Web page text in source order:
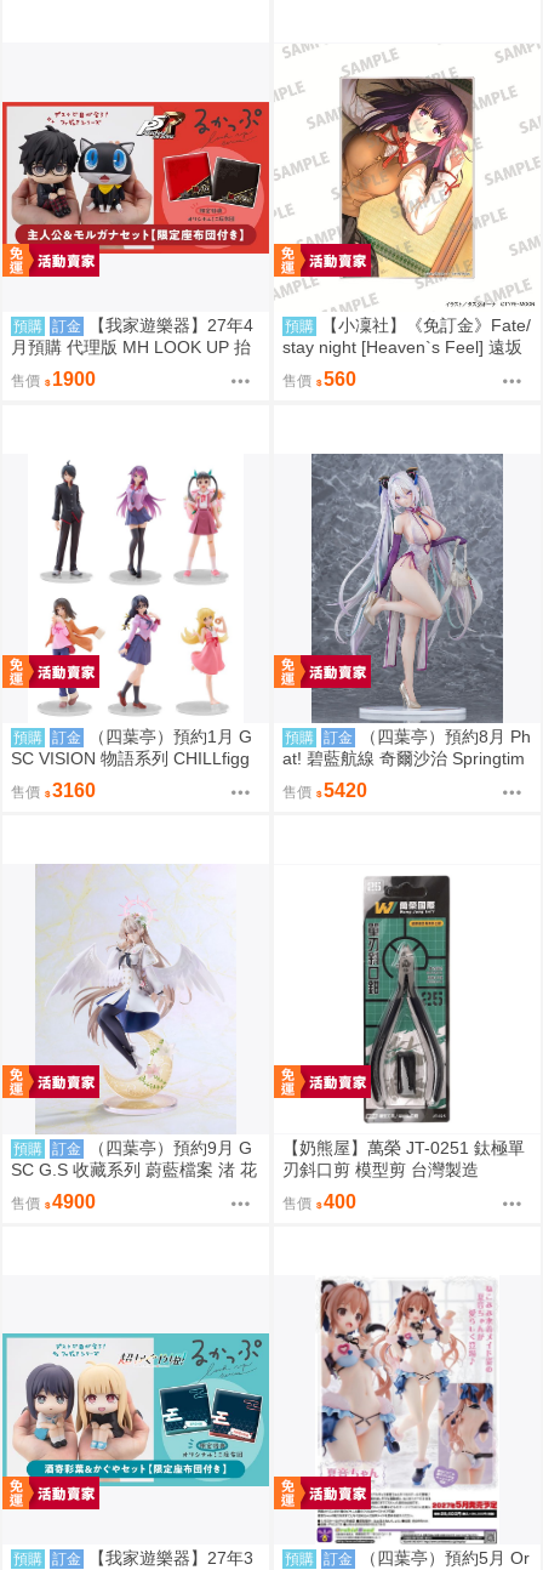
預購 訂金
【我家遊樂器】27年4
月預購 代理版 MH LOOK UP 抬
頭系列 女神異聞錄5 皇家版 Joke
r＆摩爾 特典版
售價 1900
預購
【小凜社】《免訂金》Fate/
stay night [Heaven`s Feel] 遠坂
凜 間桐櫻 壓克力板
售價 560
預購 訂金
（四葉亭）預約1月 G
SC VISION 物語系列 CHILLfigg
化物語 中盒6入販售 0923
售價 3160
預購 訂金
（四葉亭）預約8月 Ph
at! 碧藍航線 奇爾沙治 Springtim
e Data 1/6 PVC 0923
售價 5420
預購 訂金
（四葉亭）預約9月 G
SC G.S 收藏系列 蔚藍檔案 渚 花
香微笑 1/7 PVC 完成品 0923
售價 4900
【奶熊屋】萬榮 JT-0251 鈦極單
刃斜口剪 模型剪 台灣製造
售價 400
預購 訂金
【我家遊樂器】27年3
預購 訂金
（四葉亭）預約5月 Or